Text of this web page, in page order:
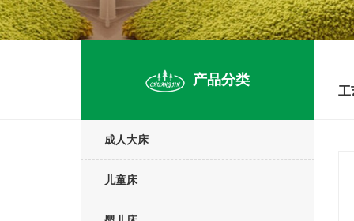
产品分类
成人大床
儿童床
工